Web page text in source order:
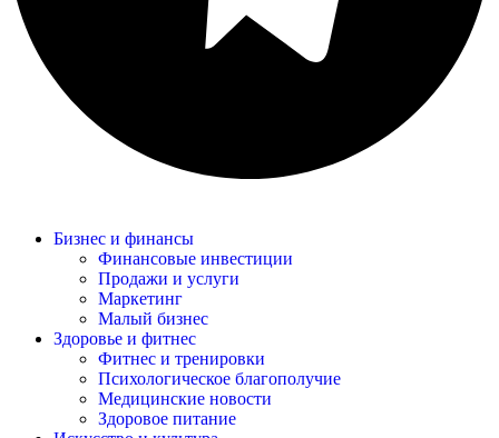
Бизнес и финансы
Финансовые инвестиции
Продажи и услуги
Маркетинг
Малый бизнес
Здоровье и фитнес
Фитнес и тренировки
Психологическое благополучие
Медицинские новости
Здоровое питание